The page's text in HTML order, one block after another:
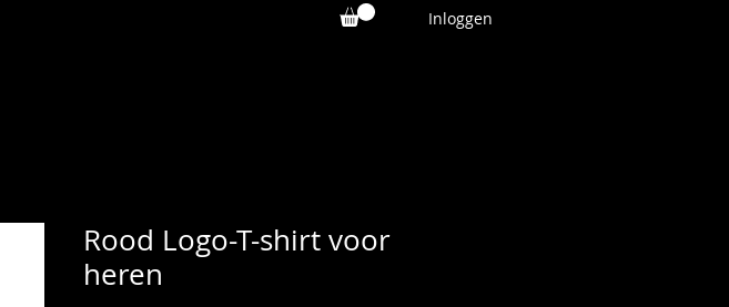
Inloggen
Rood Logo-T-shirt voor
heren